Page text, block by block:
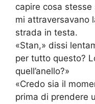
capire cosa
mi attraversavano
strada in testa.
«Stan,» dissi
per tutto questo?
quell’anello?»
«Credo sia il
prima di prendere